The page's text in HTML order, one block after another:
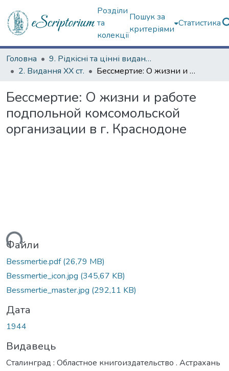
Розділи
та
колекції
Пошук за
критеріями
Статистика
Головна
9. Рідкісні та цінні видання
2. Видання ХХ ст.
Бессмертие: О жизни и работе подпольной комсомольской организации в г. Краснодоне
Бессмертие: О жизни и работе
подпольной комсомольской
организации в г. Краснодоне
Файли
Bessmertie.pdf(26,79 MB)
Bessmertie_icon.jpg (345,67 KB)
Bessmertie_master.jpg (292,11 KB)
Дата
1944
Видавець
Сталинград : Областное книгоиздательство . Астрахань